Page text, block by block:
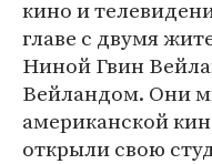
кино и
главе с двумя
Ниной Гвин
Вейландом. Они
американской
открыли свою